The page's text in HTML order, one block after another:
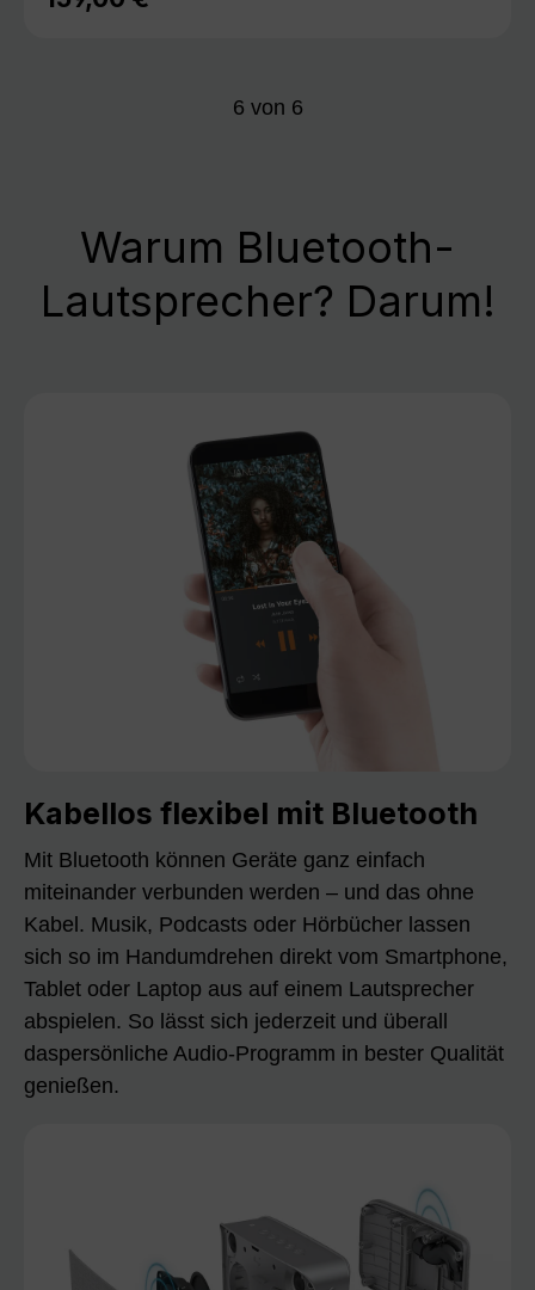
6 von 6
Warum Bluetooth-
Lautsprecher? Darum!
Kabellos flexibel mit Bluetooth
Mit Bluetooth können Geräte ganz einfach
miteinander verbunden werden – und das ohne
Kabel. Musik, Podcasts oder Hörbücher lassen
sich so im Handumdrehen direkt vom Smartphone,
Tablet oder Laptop aus auf einem Lautsprecher
abspielen. So lässt sich jederzeit und überall
daspersönliche Audio-Programm in bester Qualität
genießen.